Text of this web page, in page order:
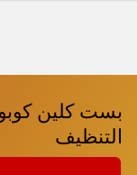
التنظيف